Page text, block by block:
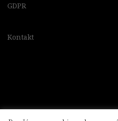
GDPR
Kontakt